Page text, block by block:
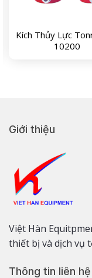
Kích Thủy Lực
10200
Giới thiệu
Việt Hàn
thiết bị và dịch vụ
Thông tin liên hệ